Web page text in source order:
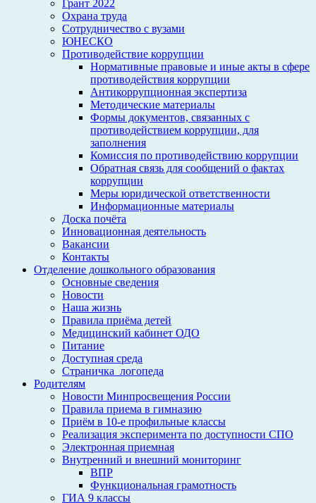
Грант 2022
Охрана труда
Сотрудничество с вузами
ЮНЕСКО
Противодействие коррупции
Нормативные правовые и иные акты в сфере
противодействия коррупции
Антикоррупционная экспертиза
Методические материалы
Формы документов, связанных с
противодействием коррупции, для
заполнения
Комиссия по противодействию коррупции
Обратная связь для сообщений о фактах
коррупции
Меры юридической ответственности
Информационные материалы
Доска почёта
Инновационная деятельность
Вакансии
Контакты
Отделение дошкольного образования
Основные сведения
Новости
Наша жизнь
Правила приёма детей
Медицинский кабинет ОДО
Питание
Доступная среда
Страничка_логопеда
Родителям
Новости Минпросвещения России
Правила приема в гимназию
Приём в 10-е профильные классы
Реализация эксперимента по доступности СПО
Электронная приемная
Внутренний и внешний мониторинг
ВПР
Функциональная грамотность
ГИА 9 классы